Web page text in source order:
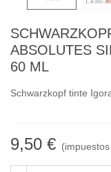
ABSOLUTES
60 ML
Schwarzkopf tinte
9,50 €